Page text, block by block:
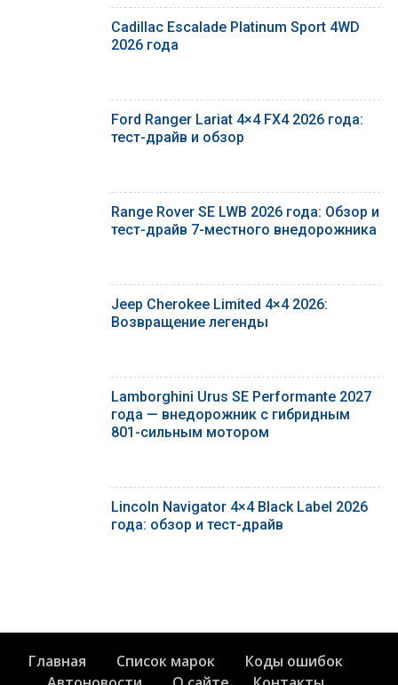
Cadillac Escalade Platinum Sport 4WD
2026 года
Ford Ranger Lariat 4×4 FX4 2026 года:
тест-драйв и обзор
Range Rover SE LWB 2026 года: Обзор и
тест-драйв 7-местного внедорожника
Jeep Cherokee Limited 4×4 2026:
Возвращение легенды
Lamborghini Urus SE Performante 2027
года — внедорожник с гибридным
801-сильным мотором
Lincoln Navigator 4×4 Black Label 2026
года: обзор и тест-драйв
Главная Список марок
Коды ошибок